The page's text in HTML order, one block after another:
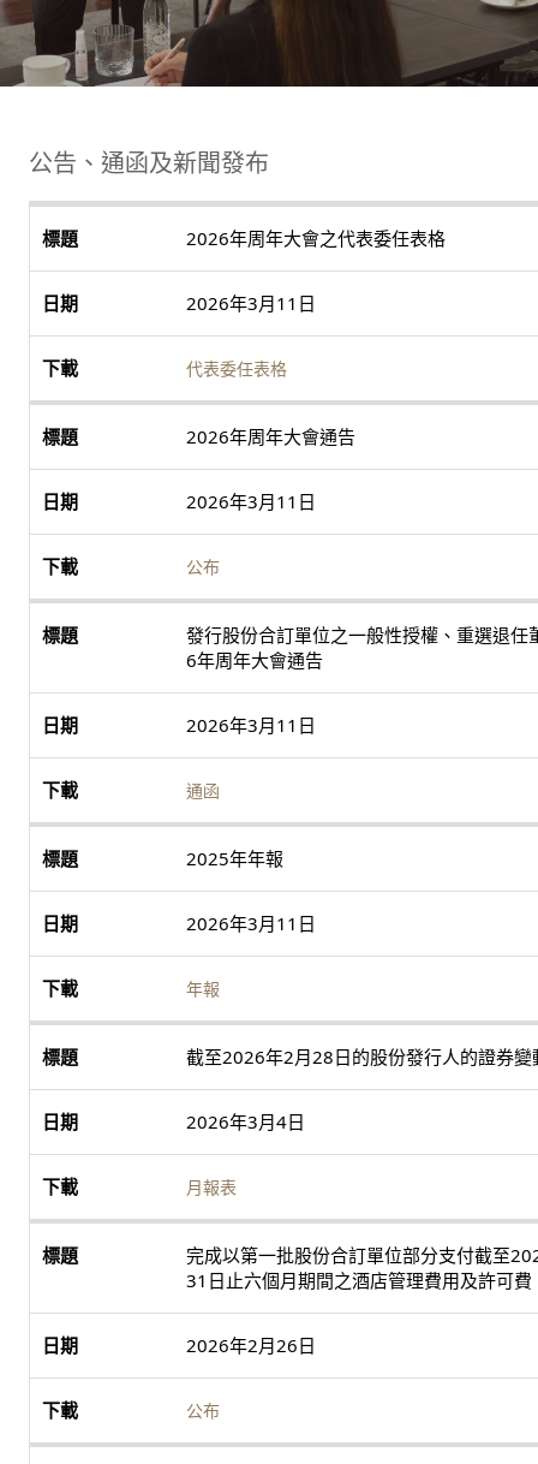
公告、通函及新聞發布
2026年周年大會之代表委任表格
2026年3月11日
代表委任表格
2026年周年大會通告
2026年3月11日
公布
發行股份合訂單位之一般性授權、重選退任
6年周年大會通告
2026年3月11日
通函
2025年年報
2026年3月11日
年報
截至2026年2月28日的股份發行人的證券變
2026年3月4日
月報表
完成以第一批股份合訂單位部分支付截至
31日止六個月期間之酒店管理費用及許可費
2026年2月26日
公布